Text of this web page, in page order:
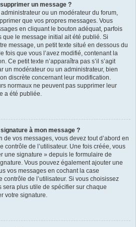
un message ?
ou un modérateur du forum,
que vos propres messages. Vous
en cliquant le bouton adéquat, parfois
que le message initial ait été publié. Si
message, un petit texte situé en dessous du
fois que vous l’avez modifié, contenant la
Ce petit texte n’apparaîtra pas s’il s’agit
un modérateur ou un administrateur, bien
discrète concernant leur modification.
normaux ne peuvent pas supprimer leur
a été publiée.
à mon message ?
vos messages, vous devez tout d’abord en
contrôle de l’utilisateur. Une fois créée, vous
une signature » depuis le formulaire de
Vous pouvez également ajouter une
vos messages en cochant la case
de l’utilisateur. Si vous choisissez
plus utile de spécifier sur chaque
votre signature.